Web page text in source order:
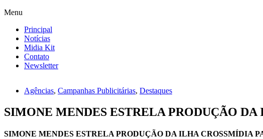
Menu
Principal
Notícias
Midia Kit
Contato
Newsletter
Agências, Campanhas Publicitárias, Destaques
SIMONE MENDES ESTRELA PRODUÇÃO
SIMONE MENDES ESTRELA PRODUÇÃO DA ILHA CROSSMÍDIA